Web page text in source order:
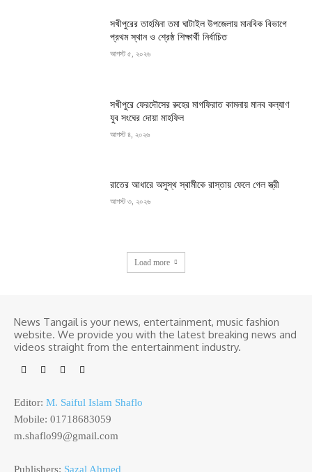
সখীপুরের তাহমিনা তমা ঘাটাইল উপজেলায় মানবিক বিভাগে
প্রথম স্থান ও শ্রেষ্ঠ শিক্ষার্থী নির্বাচিত
আগস্ট ৫, ২০২৬
সখীপুরে ফেরদৌসের রুহের মাগফিরাত কামনায় মানব কল্যাণ
যুব সংঘের দোয়া মাহফিল
আগস্ট ৪, ২০২৬
রাতের আধারে অসুস্থ স্বামীকে রাস্তায় ফেলে গেল স্ত্রী
আগস্ট ৩, ২০২৬
Load more
News Tangail is your news, entertainment, music fashion
website. We provide you with the latest breaking news and
videos straight from the entertainment industry.
Editor: M. Saiful Islam Shaflo
Mobile: 01718683059
m.shaflo99@gmail.com
Publishers: Sazal Ahmed